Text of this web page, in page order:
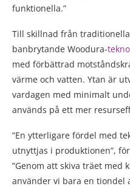
funktionella.”
Till skillnad från
banbrytande Woodura-
med förbättrad
värme och vatten. Ytan är
vardagen med minimalt
används på ett mer
”En ytterligare fördel med
utnyttjas i produktionen”,
”Genom att skiva träet med
använder vi bara en tiondel